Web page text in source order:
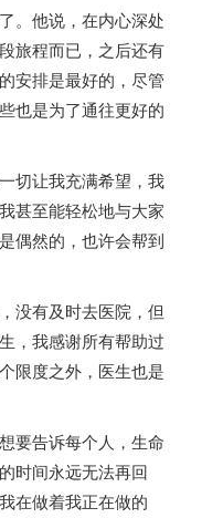
。他说，在内心深处
旅程而已，之后还有
安排是最好的，尽管
也是为了通往更好的
切让我充满希望，我
甚至能轻松地与大家
偶然的，也许会帮到
没有及时去医院，但
，我感谢所有帮助过
限度之外，医生也是
要告诉每个人，生命
时间永远无法再回
在做着我正在做的